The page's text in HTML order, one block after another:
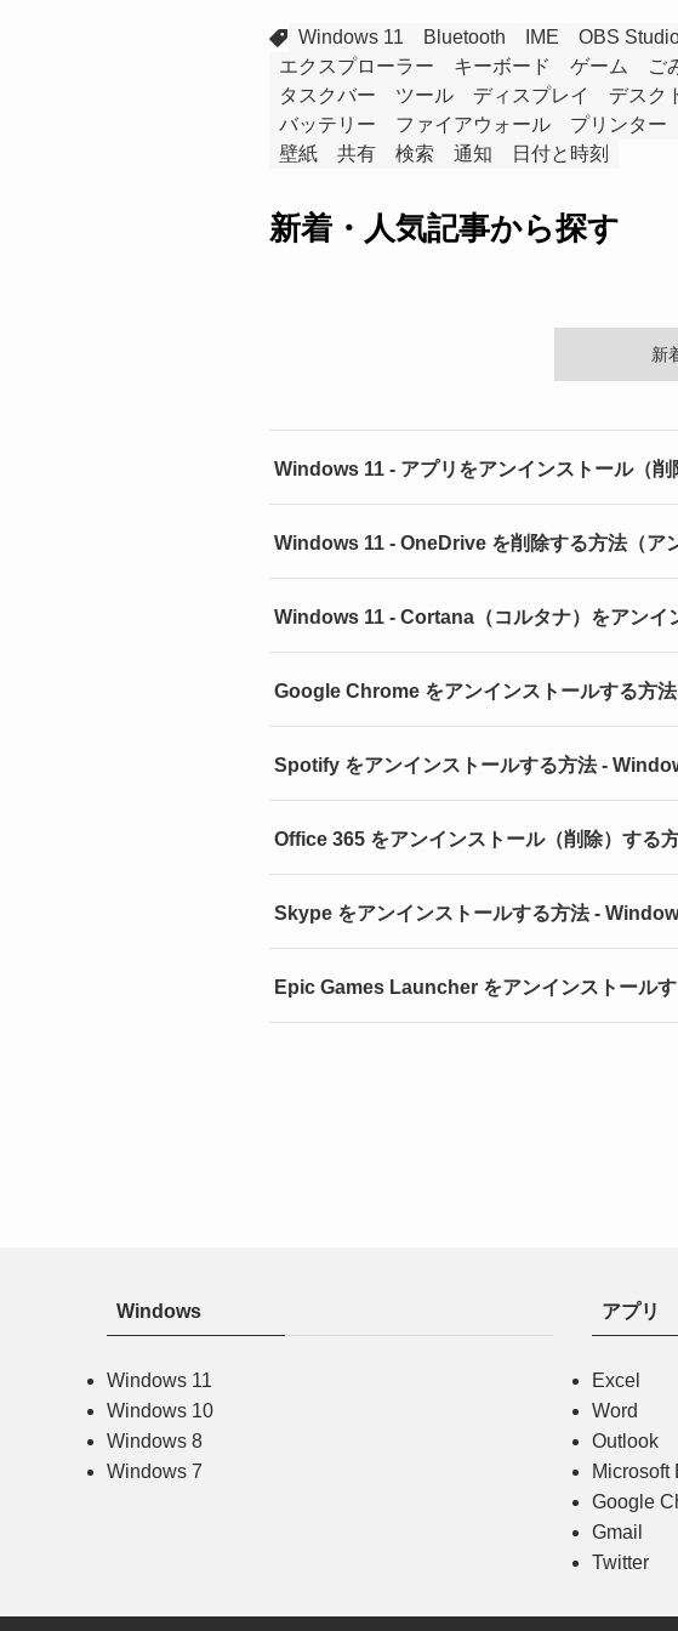
Windows 11 Bluetooth IME OBS
エクスプローラー
キーボード ゲーム ご
タスクバー
ツール ディスプレイ デスク
バッテリー
ファイアウォール プリンター
壁紙
共有 検索 通知 日付と時刻
新着・人気記事から探す
新
Windows 11 - アプリをアンインストール（削
Windows 11 - OneDrive を削除する方法（ア
Windows 11 - Cortana（コルタナ）をアンイ
Google Chrome をアンインストールする方
Spotify をアンインストールする方法 -
Office 365 をアンインストール（削除）する
Skype をアンインストールする方法 -
Epic Games Launcher をアンインストール
Windows
Windows 11
Windows 10
Windows 8
Windows 7
アプリ
Excel
Word
Outlook
Microsoft
Google
Gmail
Twitter